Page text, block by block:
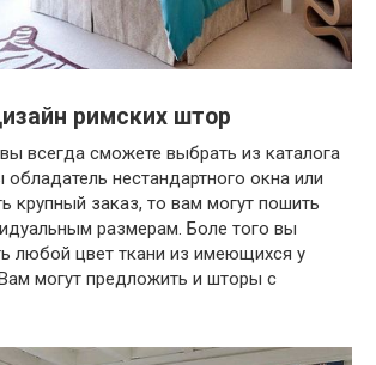
римских штор
всегда сможете выбрать из каталога
нестандартного окна или
крупный заказ, то вам могут пошить
размерам. Боле того вы
любой цвет ткани из имеющихся у
могут предложить и шторы с